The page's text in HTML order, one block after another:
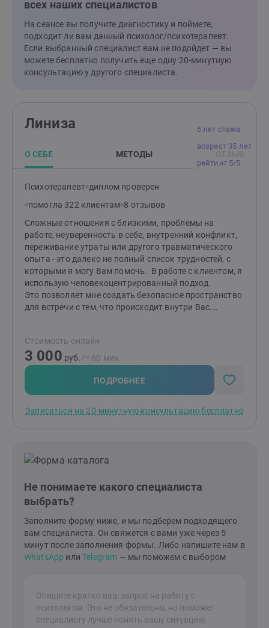
про «исправить себя», а про возможность лучше
понять себя, выстроить более устойчивую опору
внутри и начать жить немного свободнее и
спокойнее. Если вам важно не просто «выдерживать»
жизнь, а начать чувствовать себя в ней более
свободно, устойчиво и по-настоящему живо — то я
буду рада помочь вам пройти этот путь бережно и с
жизни, отношений и контакта с собой.
всех наших специалистов
На сеансе вы получите диагностику и поймете,
подходит ли вам данный психолог/психотерапевт.
Если выбранный специалист вам не подойдет — вы
можете бесплатно получить еще одну 20-минутную
консультацию у другого специалиста.
6 лет стажа
возраст 35 лет
рейтинг 5/5
Линиза
О СЕБЕ МЕТОДЫ
Психотерапевт диплом проверен
помогла 322 клиентам 8 отзывов
Сложные отношения с близкими, проблемы на
работе, неуверенность в себе, внутренний конфликт,
переживание утраты или другого травматического
опыта - это далеко не полный список трудностей, с
которыми я могу Вам помочь. В работе с клиентом, я
использую человекоцентрированный подход.
Это позволяет мне создать безопасное пространство
для встречи с тем, что происходит внутри Вас.
самостоятельно. С опорой на себя самого.
Стоимость онлайн
3 000 руб. /≈ 60 мин.
ПОДРОБНЕЕ
Записаться на 20-минутную консультацию бесплатно
Не понимаете какого специалиста
выбрать?
Заполните форму ниже, и мы подберем подходящего
вам специалиста. Он свяжется с вами уже через 5
минут после заполнения формы. Либо напишите нам в
WhatsApp илиTelegram — мы поможем с выбором